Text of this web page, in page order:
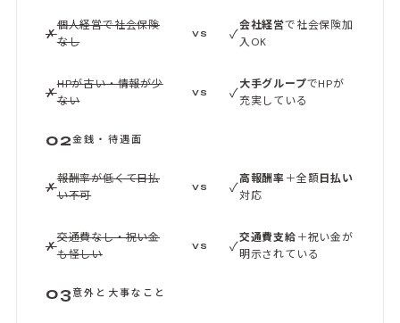
ているところ
は言ってるこ
✗
個人経営で社会保険
なし
VS ✓
会社経営で社会保険加
入OK
✗
HPが古い・情報が少
ない
VS ✓
大手グループでHPが
充実している
02金銭・待遇面
✗
報酬率が低くて日払
い不可
VS ✓
高報酬率＋全額日払い
対応
✗
交通費なし・祝い金
も怪しい
VS ✓
交通費支給＋祝い金が
明示されている
03 意外と大事なこと